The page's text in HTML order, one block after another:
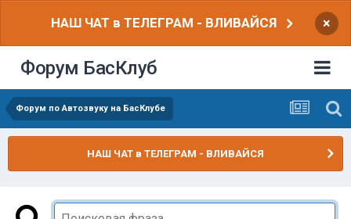
НАШ ЧАТ в ТЕЛЕГРАМ - ВЛИВАЙСЯ ×
Форум БасКлуб
Форум по Автозвуку на БасКлубе
НАШ ЧАТ в ТЕЛЕГРАМ - ВЛИВАЙСЯ